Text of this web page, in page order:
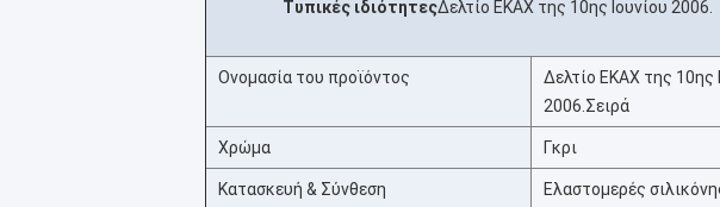
Τυπικές ιδιότητεςΔελτίο ΕΚΑΧ της 10ης Ιουνίου 2006.
Ονομασία του προϊόντος
Δελτίο ΕΚΑΧ της 10ης
2006. Σειρά
Χρώμα Γκρι
Κατασκευή & Σύνθεση
Ελαστομερές